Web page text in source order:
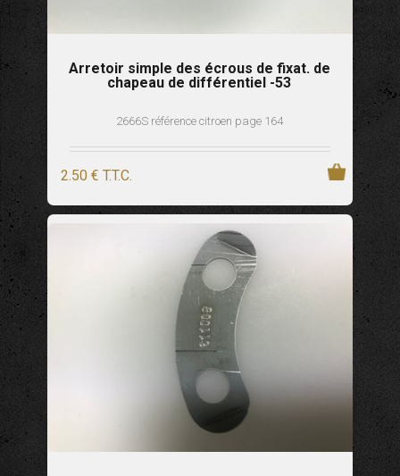
Arretoir simple des écrous de fixat. de
chapeau de différentiel -53
2666S référence citroen page 164
2.50 € T.T.C.